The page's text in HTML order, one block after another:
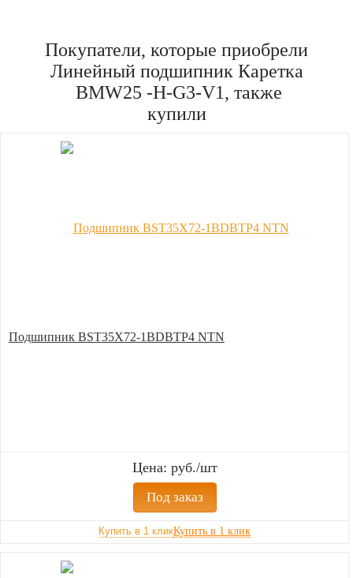
Покупатели, которые приобрели
Линейный подшипник Каретка
BMW25 -H-G3-V1, также
купили
Подшипник BST35X72-1BDBTP4 NTN
Цена: руб./шт
Под заказ
Купить в 1 клик